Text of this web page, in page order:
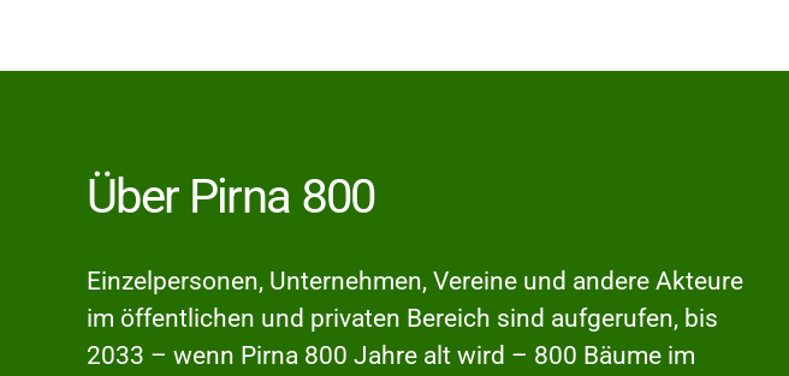
Über Pirna 800
Einzelpersonen, Unternehmen, Vereine und andere Akteure
im öffentlichen und privaten Bereich sind aufgerufen, bis
2033 – wenn Pirna 800 Jahre alt wird – 800 Bäume im